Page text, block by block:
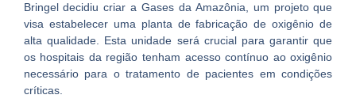
Bringel decidiu criar a Gases da Amazônia, um projeto que
visa estabelecer uma planta de fabricação de oxigênio de
alta qualidade. Esta unidade será crucial para garantir que
os hospitais da região tenham acesso contínuo ao oxigênio
necessário para o tratamento de pacientes em condições
críticas.